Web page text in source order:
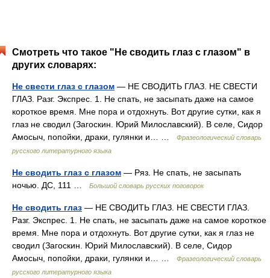
Смотреть что такое "Не сводить глаз с глазом" в
других словарях:
Не свести глаз с глазом — НЕ СВОДИТЬ ГЛАЗ. НЕ СВЕСТИ
ГЛАЗ. Разг. Экспрес. 1. Не спать, не засыпать даже на самое
короткое время. Мне пора и отдохнуть. Вот другие сутки, как я
глаз не сводил (Загоскин. Юрий Милославский). В селе, Сидор
Амосыч, попойки, драки, гулянки и… …
Фразеологический словарь
русского литературного языка
Не сводить глаз с глазом — Ряз. Не спать, не засыпать
ночью. ДС, 111 …
Большой словарь русских поговорок
Не сводить глаз — НЕ СВОДИТЬ ГЛАЗ. НЕ СВЕСТИ ГЛАЗ.
Разг. Экспрес. 1. Не спать, не засыпать даже на самое короткое
время. Мне пора и отдохнуть. Вот другие сутки, как я глаз не
сводил (Загоскин. Юрий Милославский). В селе, Сидор
Амосыч, попойки, драки, гулянки и… …
Фразеологический словарь
русского литературного языка